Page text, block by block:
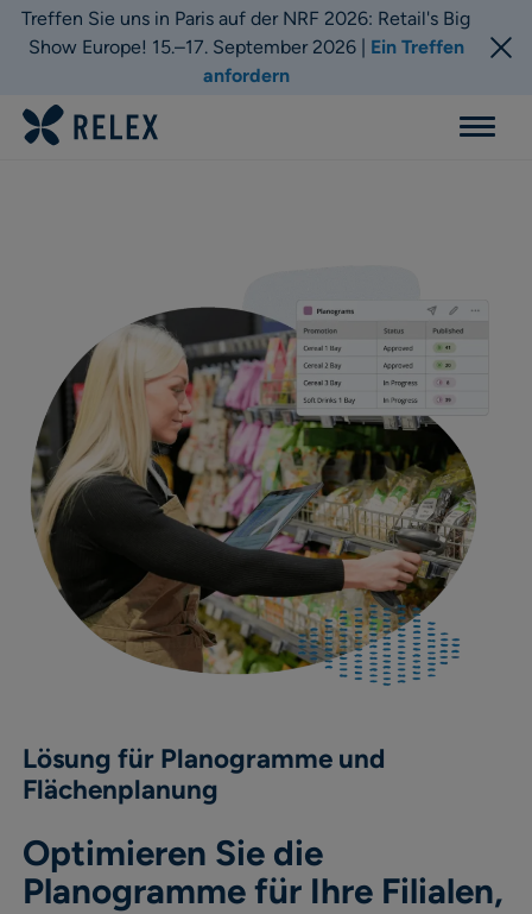
Treffen Sie uns in Paris auf der NRF 2026: Retail's Big
Show Europe! 15.–17. September 2026 | Ein Treffen
anfordern
Menu
Lösung für Planogramme und
Flächenplanung
Optimieren Sie die
Planogramme für Ihre Filialen,